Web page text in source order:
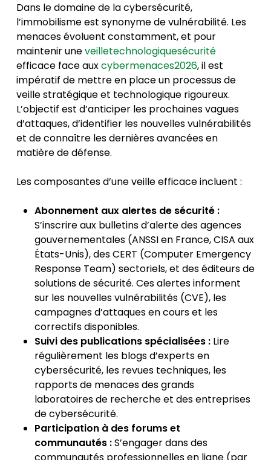
Dans le domaine de la cybersécurité,
l’immobilisme est synonyme de vulnérabilité. Les
menaces évoluent constamment, et pour
maintenir uneveilletechnologiquesécurité
efficace face auxcybermenaces2026, il est
impératif de mettre en place un processus de
veille stratégique et technologique rigoureux.
L’objectif est d’anticiper les prochaines vagues
d’attaques, d’identifier les nouvelles vulnérabilités
et de connaître les dernières avancées en
matière de défense.
Les composantes d’une veille efficace incluent :
Abonnement aux alertes de sécurité :
S’inscrire aux bulletins d’alerte des agences
gouvernementales (ANSSI en France, CISA aux
États-Unis), des CERT (Computer Emergency
Response Team) sectoriels, et des éditeurs de
solutions de sécurité. Ces alertes informent
sur les nouvelles vulnérabilités (CVE), les
campagnes d’attaques en cours et les
correctifs disponibles.
Suivi des publications spécialisées :Lire
régulièrement les blogs d’experts en
cybersécurité, les revues techniques, les
rapports de menaces des grands
laboratoires de recherche et des entreprises
de cybersécurité.
Participation à des forums et
communautés :S’engager dans des